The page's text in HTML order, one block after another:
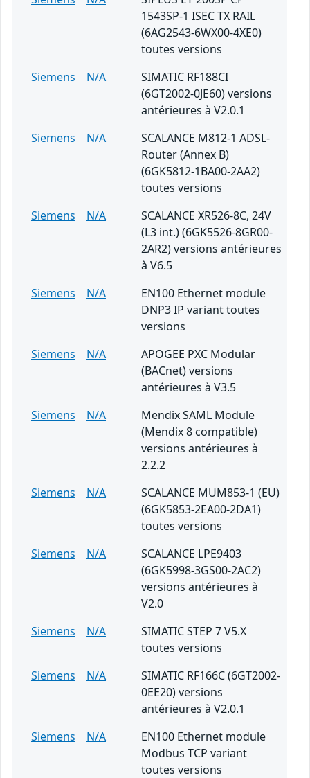
1543SP-1 ISEC TX RAIL
(6AG2543-6WX00-4XE0)
toutes versions
Siemens
N/A
SIMATIC RF188CI
(6GT2002-0JE60) versions
antérieures à V2.0.1
Siemens
N/A
SCALANCE M812-1 ADSL-
Router (Annex B)
(6GK5812-1BA00-2AA2)
toutes versions
Siemens
N/A
SCALANCE XR526-8C, 24V
(L3 int.) (6GK5526-8GR00-
2AR2) versions antérieures
à V6.5
Siemens
N/A
EN100 Ethernet module
DNP3 IP variant toutes
versions
Siemens
N/A
APOGEE PXC Modular
(BACnet) versions
antérieures à V3.5
Siemens
N/A
Mendix SAML Module
(Mendix 8 compatible)
versions antérieures à
2.2.2
Siemens
N/A
SCALANCE MUM853-1 (EU)
(6GK5853-2EA00-2DA1)
toutes versions
Siemens
N/A
SCALANCE LPE9403
(6GK5998-3GS00-2AC2)
versions antérieures à
V2.0
Siemens
N/A
SIMATIC STEP 7 V5.X
toutes versions
Siemens
N/A
SIMATIC RF166C (6GT2002-
0EE20) versions
antérieures à V2.0.1
Siemens
N/A
EN100 Ethernet module
Modbus TCP variant
toutes versions